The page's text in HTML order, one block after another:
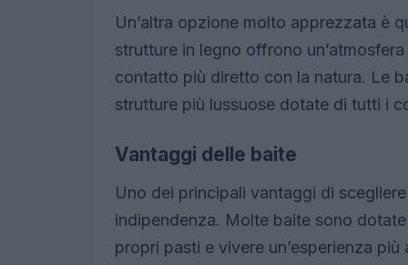
Un’altra opzione molto apprezzata è
strutture in legno offrono
contatto più diretto con la natura. Le
strutture più lussuose dotate di tutti i
Vantaggi delle baite
Uno dei principali vantaggi di
indipendenza. Molte baite sono
propri pasti e vivere un’esperienza